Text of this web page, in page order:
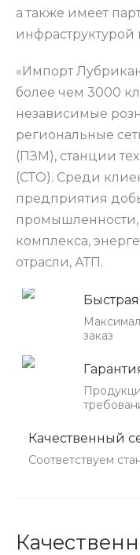
а также имеет
инфраструктурой
«Импорт
более чем 3000
независимые
региональные
(ПЗМ), станции
(СТО). Среди
предприятия
комплекса,
отрасли, АТП.
заказ
Качественный
Соответствуем